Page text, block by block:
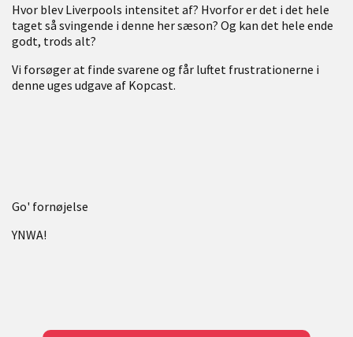
Hvor blev Liverpools intensitet af? Hvorfor er det i det hele
taget så svingende i denne her sæson? Og kan det hele ende
godt, trods alt?
Vi forsøger at finde svarene og får luftet frustrationerne i
denne uges udgave af Kopcast.
Go' fornøjelse
YNWA!